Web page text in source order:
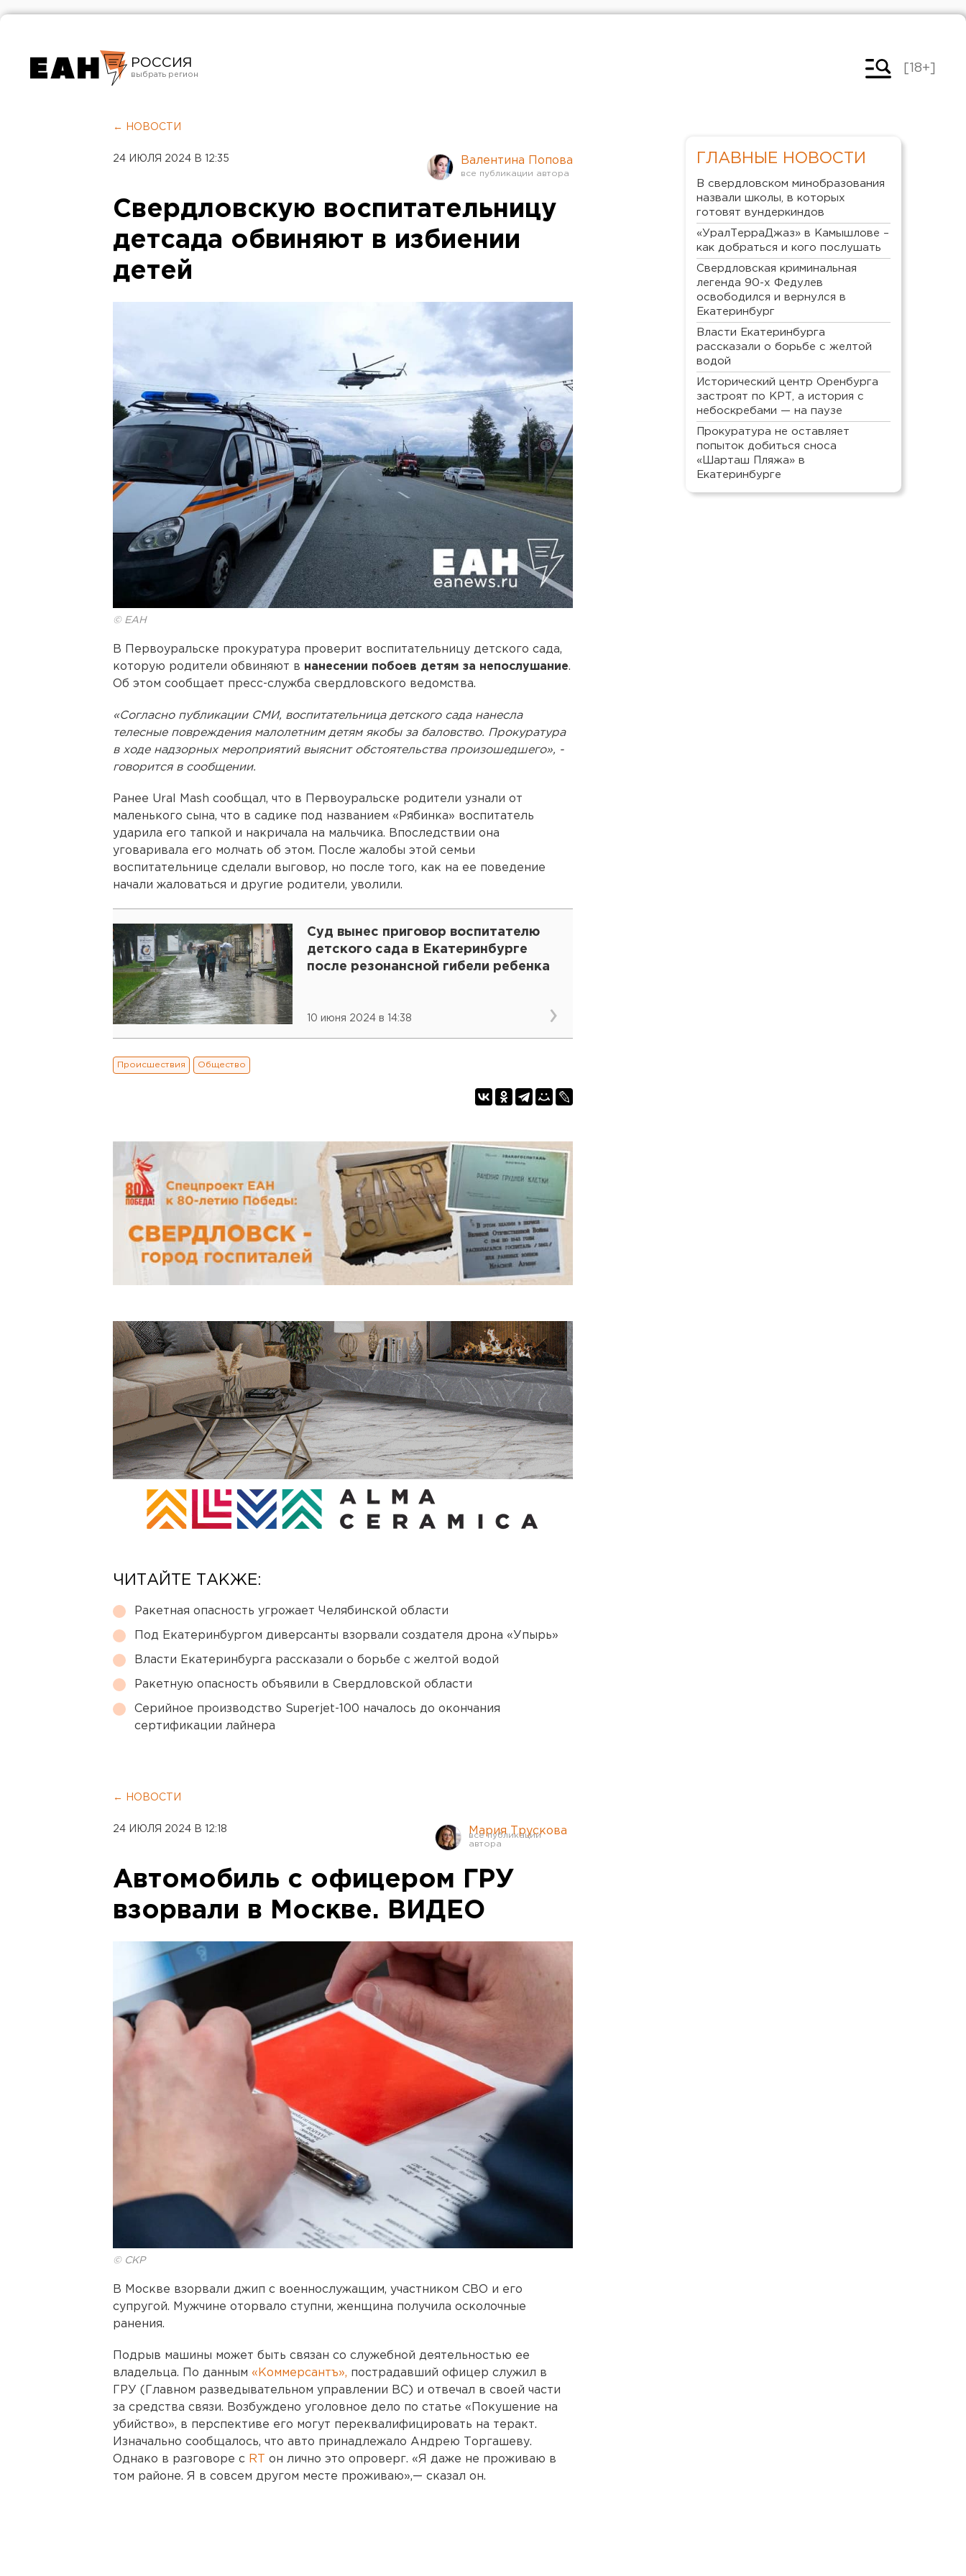
РОССИЯ
Челябинск
[18+]
← НОВОСТИ
24 ИЮЛЯ 2024 В 12:35 Валентина Попова
Свердловскую воспитательницу
детсада обвиняют в избиении
детей
© ЕАН
В Первоуральске прокуратура проверит воспитательницу детского сада,
которую родители обвиняют в нанесении побоев детям за непослушание.
Об этом сообщает пресс-служба свердловского ведомства.
«Согласно публикации СМИ, воспитательница детского сада нанесла
телесные повреждения малолетним детям якобы за баловство. Прокуратура
в ходе надзорных мероприятий выяснит обстоятельства произошедшего», -
говорится в сообщении.
Ранее Ural Mash сообщал, что в Первоуральске родители узнали от
маленького сына, что в садике под названием «Рябинка» воспитатель
ударила его тапкой и накричала на мальчика. Впоследствии она
уговаривала его молчать об этом. После жалобы этой семьи
воспитательнице сделали выговор, но после того, как на ее поведение
начали жаловаться и другие родители, уволили.
Суд вынес приговор воспитателю
детского сада в Екатеринбурге
после резонансной гибели ребенка
10 июня 2024 в 14:38
Происшествия Общество
ЧИТАЙТЕ ТАКЖЕ:
Ракетная опасность угрожает Челябинской области
Под Екатеринбургом диверсанты взорвали создателя дрона «Упырь»
Власти Екатеринбурга рассказали о борьбе с желтой водой
Ракетную опасность объявили в Свердловской области
Серийное производство Superjet-100 началось до окончания
сертификации лайнера
← НОВОСТИ
24 ИЮЛЯ 2024 В 12:18 Мария Трускова
Автомобиль с офицером ГРУ
взорвали в Москве. ВИДЕО
© СКР
В Москве взорвали джип с военнослужащим, участником СВО и его
супругой. Мужчине оторвало ступни, женщина получила осколочные
ранения.
Подрыв машины может быть связан со служебной деятельностью ее
владельца. По данным «Коммерсантъ», пострадавший офицер служил в
ГРУ (Главном разведывательном управлении ВС) и отвечал в своей части
за средства связи. Возбуждено уголовное дело по статье «Покушение на
убийство», в перспективе его могут переквалифицировать на теракт.
Изначально сообщалось, что авто принадлежало Андрею Торгашеву.
Однако в разговоре с RT
он лично это опроверг. «Я даже не проживаю в
том районе. Я в совсем другом месте проживаю»,— сказал он.
ГЛАВНЫЕ НОВОСТИ
В свердловском минобразования
назвали школы, в которых
готовят вундеркиндов
«УралТерраДжаз» в Камышлове –
как добраться и кого послушать
Свердловская криминальная
легенда 90-х Федулев
освободился и вернулся в
Екатеринбург
Власти Екатеринбурга
рассказали о борьбе с желтой
водой
Исторический центр Оренбурга
застроят по КРТ, а история с
небоскребами — на паузе
Прокуратура не оставляет
попыток добиться сноса
«Шарташ Пляжа» в
Екатеринбурге